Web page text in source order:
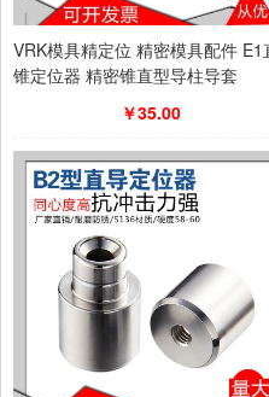
VRK模具精定位 精密模具配件 E1
锥定位器 精密锥直型导柱导套
￥35.00